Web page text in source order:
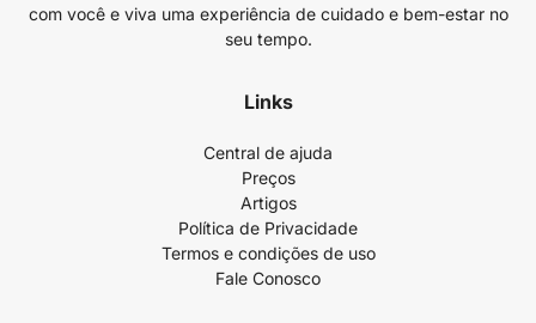
com você e viva uma experiência de cuidado e bem-estar no
seu tempo.
Links
Central de ajuda
Preços
Artigos
Política de Privacidade
Termos e condições de uso
Fale Conosco